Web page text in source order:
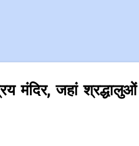
मंदिर, जहां श्रद्धालुओं